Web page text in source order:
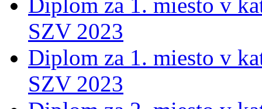
SZV 2023
Diplom za 1. miesto v
SZV 2023